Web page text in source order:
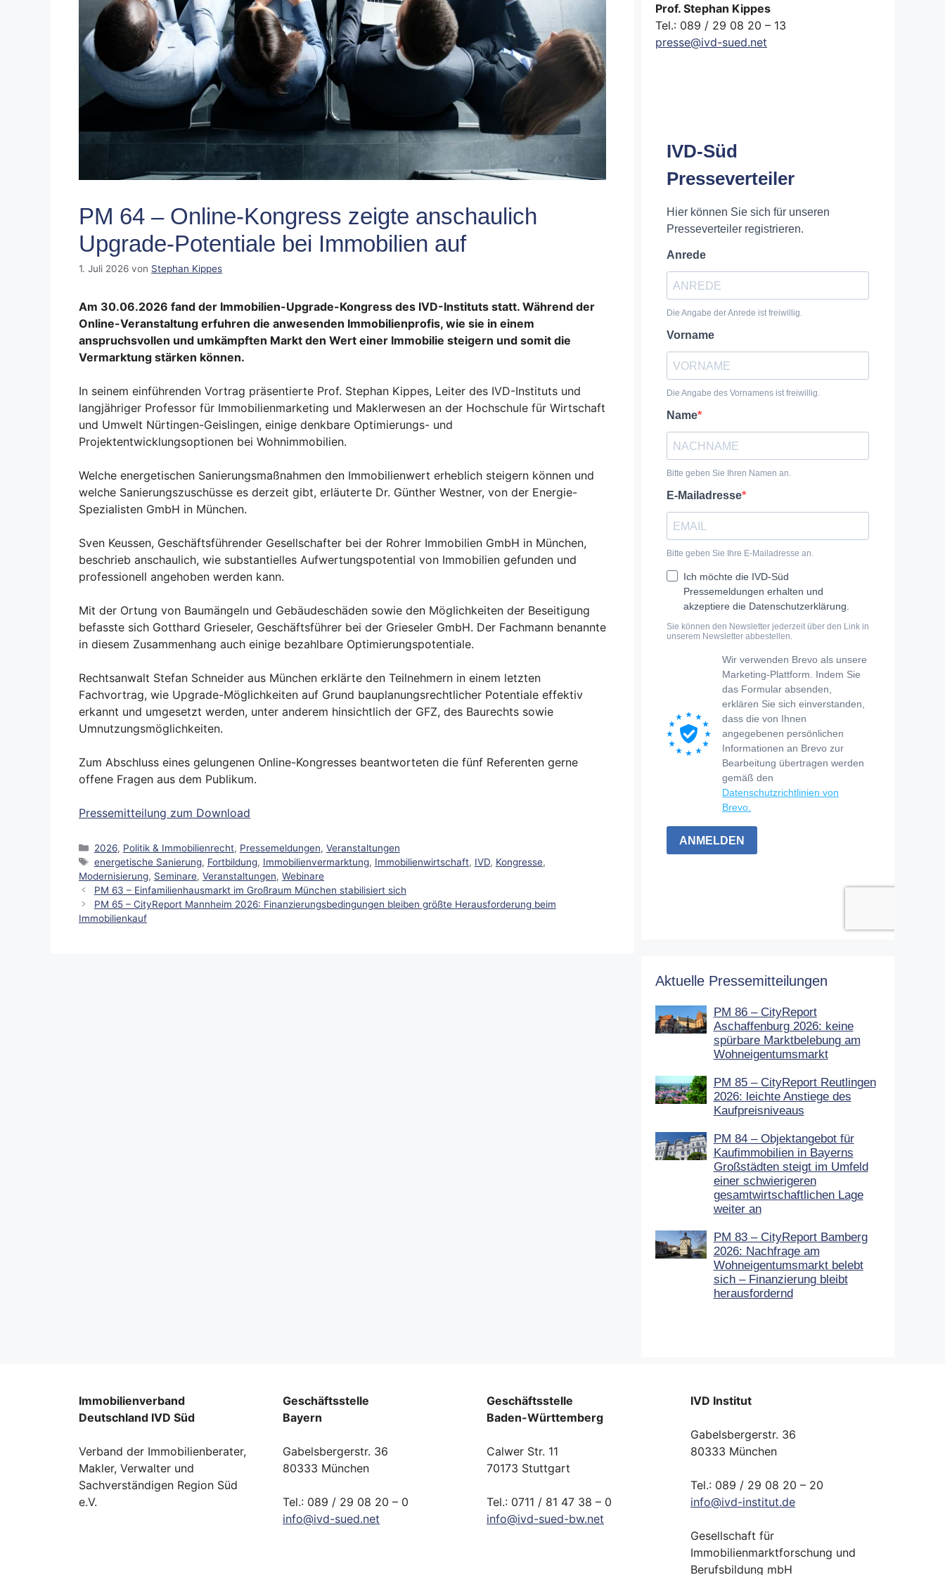
PM 64 – Online-Kongress zeigte anschaulich
Upgrade-Potentiale bei Immobilien auf
1. Juli 2026 von Stephan Kippes
Am 30.06.2026 fand der Immobilien-Upgrade-Kongress des IVD-Instituts statt. Während der
Online-Veranstaltung erfuhren die anwesenden Immobilienprofis, wie sie in einem
anspruchsvollen und umkämpften Markt den Wert einer Immobilie steigern und somit die
Vermarktung stärken können.
In seinem einführenden Vortrag präsentierte Prof. Stephan Kippes, Leiter des IVD-Instituts und
langjähriger Professor für Immobilienmarketing und Maklerwesen an der Hochschule für Wirtschaft
und Umwelt Nürtingen-Geislingen, einige denkbare Optimierungs- und
Projektentwicklungsoptionen bei Wohnimmobilien.
Welche energetischen Sanierungsmaßnahmen den Immobilienwert erheblich steigern können und
welche Sanierungszuschüsse es derzeit gibt, erläuterte Dr. Günther Westner, von der Energie-
Spezialisten GmbH in München.
Sven Keussen, Geschäftsführender Gesellschafter bei der Rohrer Immobilien GmbH in München,
beschrieb anschaulich, wie substantielles Aufwertungspotential von Immobilien gefunden und
professionell angehoben werden kann.
Mit der Ortung von Baumängeln und Gebäudeschäden sowie den Möglichkeiten der Beseitigung
befasste sich Gotthard Grieseler, Geschäftsführer bei der Grieseler GmbH. Der Fachmann benannte
in diesem Zusammenhang auch einige bezahlbare Optimierungspotentiale.
Rechtsanwalt Stefan Schneider aus München erklärte den Teilnehmern in einem letzten
Fachvortrag, wie Upgrade-Möglichkeiten auf Grund bauplanungsrechtlicher Potentiale effektiv
erkannt und umgesetzt werden, unter anderem hinsichtlich der GFZ, des Baurechts sowie
Umnutzungsmöglichkeiten.
Zum Abschluss eines gelungenen Online-Kongresses beantworteten die fünf Referenten gerne
offene Fragen aus dem Publikum.
Pressemitteilung zum Download
Kategorien
2026, Politik & Immobilienrecht, Pressemeldungen, Veranstaltungen
Schlagwörter
energetische Sanierung, Fortbildung, Immobilienvermarktung, Immobilienwirtschaft, IVD, Kongresse,
Modernisierung, Seminare, Veranstaltungen, Webinare
PM 63 – Einfamilienhausmarkt im Großraum München stabilisiert sich
PM 65 – CityReport Mannheim 2026: Finanzierungsbedingungen bleiben größte Herausforderung beim
Immobilienkauf
Prof. Stephan Kippes
Tel.: 089 / 29 08 20 – 13
presse@ivd-sued.net
Aktuelle Pressemitteilungen
PM 86 – CityReport
Aschaffenburg 2026: keine
spürbare Marktbelebung am
Wohneigentumsmarkt
PM 85 – CityReport Reutlingen
2026: leichte Anstiege des
Kaufpreisniveaus
PM 84 – Objektangebot für
Kaufimmobilien in Bayerns
Großstädten steigt im Umfeld
einer schwierigeren
gesamtwirtschaftlichen Lage
weiter an
PM 83 – CityReport Bamberg
2026: Nachfrage am
Wohneigentumsmarkt belebt
sich – Finanzierung bleibt
herausfordernd
Immobilienverband
Deutschland IVD Süd
Verband der Immobilienberater,
Makler, Verwalter und
Sachverständigen Region Süd
e.V.
Geschäftsstelle
Bayern
Gabelsbergerstr. 36
80333 München
Tel.: 089 / 29 08 20 – 0
info@ivd-sued.net
Geschäftsstelle
Baden-Württemberg
Calwer Str. 11
70173 Stuttgart
Tel.: 0711 / 81 47 38 – 0
info@ivd-sued-bw.net
IVD Institut
Gabelsbergerstr. 36
80333 München
Tel.: 089 / 29 08 20 – 20
info@ivd-institut.de
Gesellschaft für
Immobilienmarktforschung und
Berufsbildung mbH